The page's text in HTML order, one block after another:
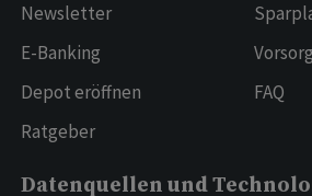
Newsletter
E-Banking
Depot eröffnen
Ratgeber
FAQ
Datenquellen und